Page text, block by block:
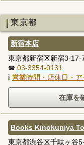
東京都
新宿本店
東京都新宿区新宿3-17-
☎ 03-3354-0131
ℹ 営業時間・店休日・
Books Kinokuniya
東京都渋谷区千駄ヶ谷